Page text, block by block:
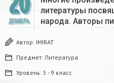
ДЕКАБРЬ
литературы
народа. Авторы
Автор: IMIRAT
Предмет: Литература
Уровень: 5 - 9 класс